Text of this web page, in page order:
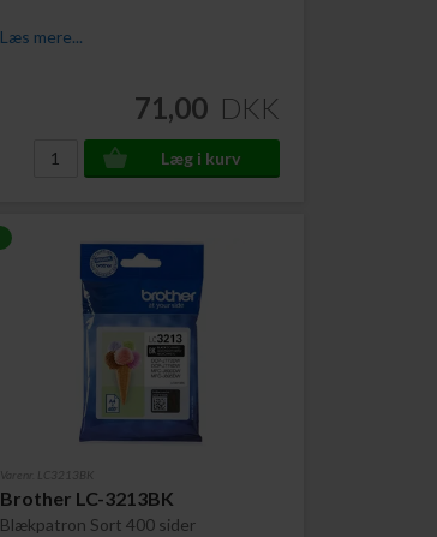
Læs mere...
71,00 DKK
Varenr. LC3213BK
Brother LC-3213BK
Blækpatron Sort 400 sider